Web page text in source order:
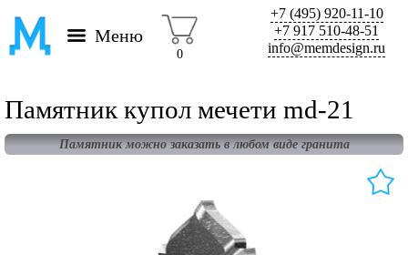
Меню
0
+7 (495) 920-11-10
+7 917 510-48-51
info@memdesign.ru
Памятник купол мечети md-21
Памятник можно заказать в любом виде гранита